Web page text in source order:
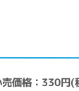
価格：330円(